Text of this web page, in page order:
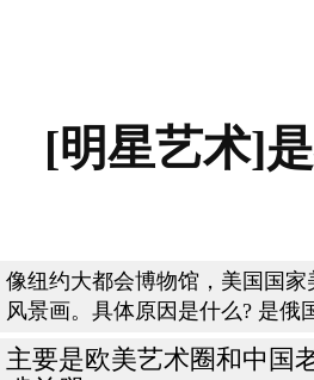
[明星艺术]
像纽约大都会博物馆，美国国
风景画。具体原因是什么? 是
主要是欧美艺术圈和中国